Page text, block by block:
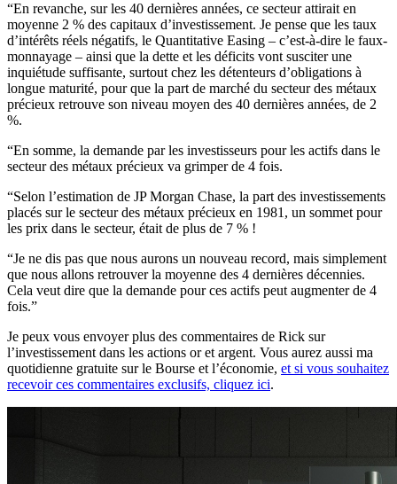
“En revanche, sur les 40 dernières années, ce secteur attirait en
moyenne 2 % des capitaux d’investissement. Je pense que les taux
d’intérêts réels négatifs, le Quantitative Easing – c’est-à-dire le faux-
monnayage – ainsi que la dette et les déficits vont susciter une
inquiétude suffisante, surtout chez les détenteurs d’obligations à
longue maturité, pour que la part de marché du secteur des métaux
précieux retrouve son niveau moyen des 40 dernières années, de 2
%.
“En somme, la demande par les investisseurs pour les actifs dans le
secteur des métaux précieux va grimper de 4 fois.
“Selon l’estimation de JP Morgan Chase, la part des investissements
placés sur le secteur des métaux précieux en 1981, un sommet pour
les prix dans le secteur, était de plus de 7 % !
“Je ne dis pas que nous aurons un nouveau record, mais simplement
que nous allons retrouver la moyenne des 4 dernières décennies.
Cela veut dire que la demande pour ces actifs peut augmenter de 4
fois.”
Je peux vous envoyer plus des commentaires de Rick sur
l’investissement dans les actions or et argent. Vous aurez aussi ma
quotidienne gratuite sur le Bourse et l’économie, et si vous souhaitez
recevoir ces commentaires exclusifs, cliquez ici.